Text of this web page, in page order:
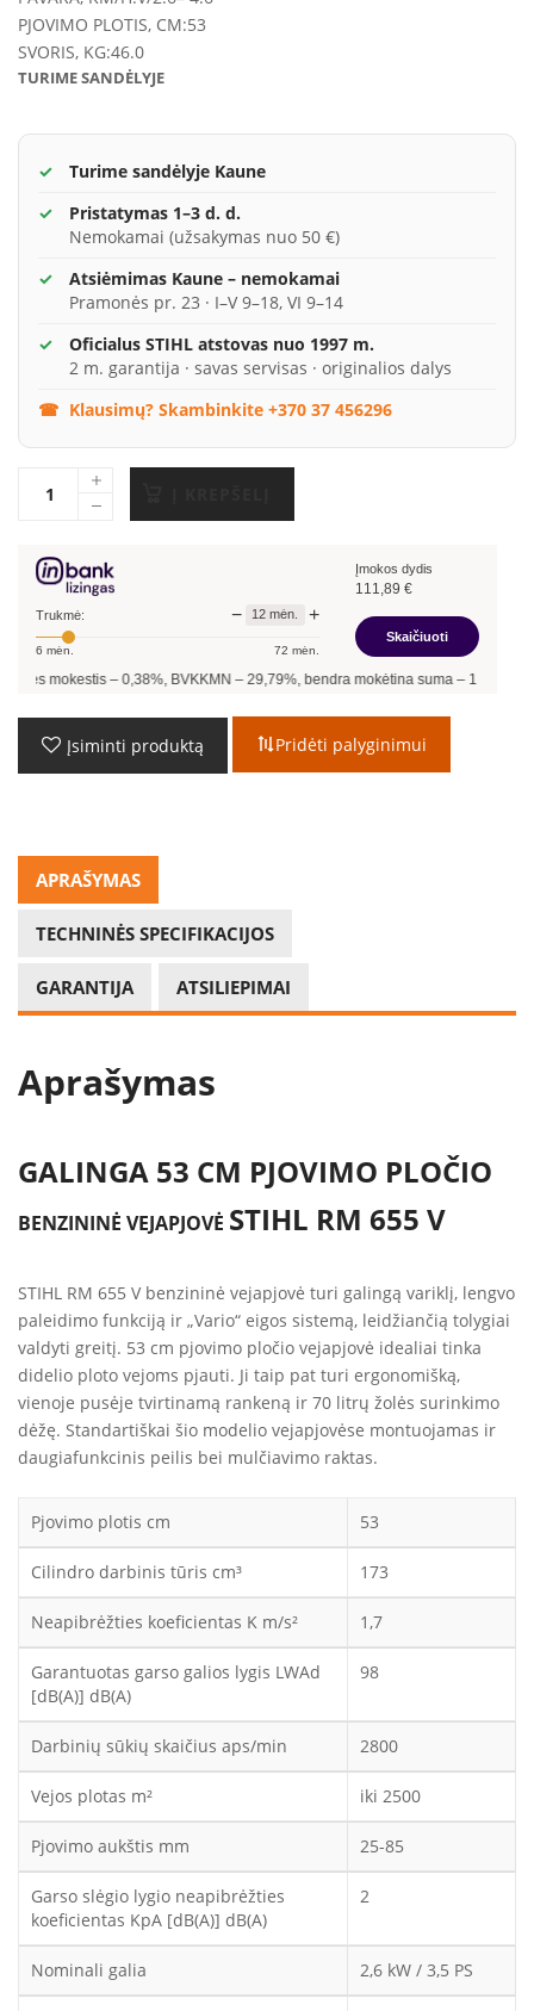
PJOVIMO PLOTIS, CM:53
SVORIS, KG:46.0
TURIME SANDĖLYJE
Turime sandėlyje Kaune
Pristatymas 1–3 d. d.
Nemokamai (užsakymas nuo 50 €)
Atsiėmimas Kaune – nemokamai
Pramonės pr. 23 · I–V 9–18, VI 9–14
Oficialus STIHL atstovas nuo 1997 m.
2 m. garantija · savas servisas · originalios dalys
Klausimų? Skambinkite +370 37 456296
Trukmė: − 12 mėn. +
6 mėn. 72 mėn.
Įmokos dydis
111,89 €
Skaičiuoti
0,38%, BVKKMN –29,79%, bendra mokėtina suma –1 342,68€, mėnesio
Įsiminti produktą Pridėti palyginimui
APRAŠYMAS
TECHNINĖS SPECIFIKACIJOS
GARANTIJA ATSILIEPIMAI
Aprašymas
GALINGA 53 CM PJOVIMO PLOČIO
BENZININĖ VEJAPJOVĖ STIHL RM 655 V
STIHL RM 655 V benzininė vejapjovė turi galingą variklį, lengvo
paleidimo funkciją ir „Vario“ eigos sistemą, leidžiančią tolygiai
valdyti greitį. 53 cm pjovimo pločio vejapjovė idealiai tinka
didelio ploto vejoms pjauti. Ji taip pat turi ergonomišką,
vienoje pusėje tvirtinamą rankeną ir 70 litrų žolės surinkimo
dėžę. Standartiškai šio modelio vejapjovėse montuojamas ir
daugiafunkcinis peilis bei mulčiavimo raktas.
Pjovimo plotis cm 53
Cilindro darbinis tūris cm³ 173
Neapibrėžties koeficientas K m/s² 1,7
Garantuotas garso galios lygis LWAd
[dB(A)] dB(A)
98
Darbinių sūkių skaičius aps/min 2800
Vejos plotas m² iki 2500
Pjovimo aukštis mm 25-85
Garso slėgio lygio neapibrėžties
koeficientas KpA [dB(A)] dB(A)
2
Nominali galia 2,6 kW / 3,5 PS